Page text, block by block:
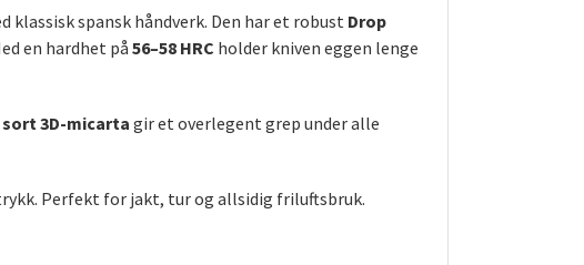
klassisk spansk håndverk. Den har et robust Drop
en hardhet på56–58 HRC holder kniven eggen lenge
sort 3D-micarta gir et overlegent grep under alle
Perfekt for jakt, tur og allsidig friluftsbruk.